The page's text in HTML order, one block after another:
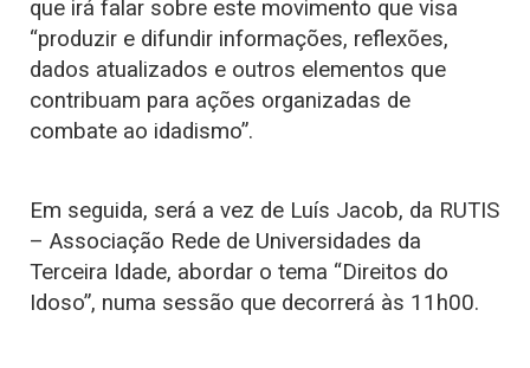
que irá falar sobre este movimento que visa
“produzir e difundir informações, reflexões,
dados atualizados e outros elementos que
contribuam para ações organizadas de
combate ao idadismo”.
Em seguida, será a vez de Luís Jacob, da RUTIS
– Associação Rede de Universidades da
Terceira Idade, abordar o tema “Direitos do
Idoso”, numa sessão que decorrerá às 11h00.